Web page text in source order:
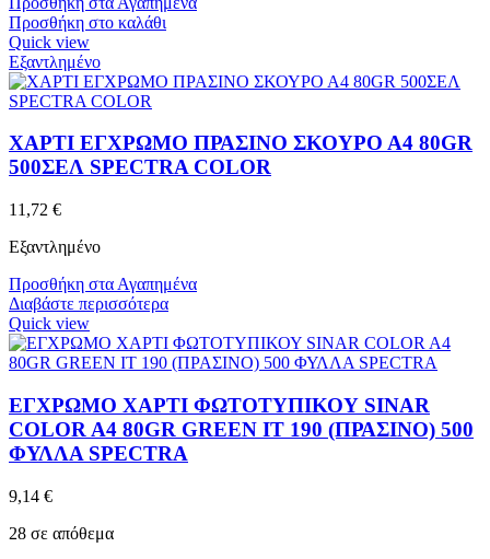
Προσθήκη στο καλάθι
Quick view
Εξαντλημένο
ΧΑΡΤΙ ΕΓΧΡΩΜΟ ΠΡΑΣΙΝΟ ΣΚΟΥΡΟ Α4 80GR
500ΣΕΛ SPECTRA COLOR
11,72 €
Εξαντλημένο
Προσθήκη στα Αγαπημένα
Διαβάστε περισσότερα
Quick view
ΕΓΧΡΩΜΟ ΧΑΡΤΙ ΦΩΤΟΤΥΠΙΚΟΥ SINAR
COLOR A4 80GR GREEN IT 190 (ΠΡΑΣΙΝΟ) 500
ΦΥΛΛΑ SPECTRA
9,14 €
28 σε απόθεμα